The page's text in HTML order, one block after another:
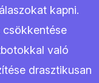
kapni.
való
drasztikusan